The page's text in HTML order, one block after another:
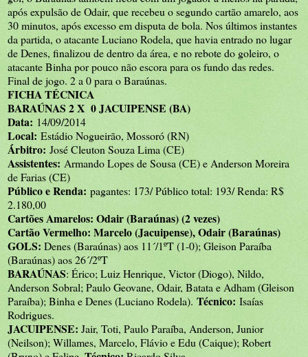
após expulsão de Odair, que recebeu o segundo cartão amarelo, aos
30 minutos, após excesso em disputa de bola. Nos últimos instantes
da partida, o atacante Luciano Rodela, que havia entrado no lugar
de Denes, finalizou de dentro da área, e no rebote do goleiro, o
atacante Binha por pouco não escora para os fundo das redes.
Final de jogo. 2 a 0 para o Baraúnas.
FICHA TÉCNICA
BARAÚNAS 2 X 0 JACUIPENSE (BA)
Data: 14/09/2014
Local: Estádio Nogueirão, Mossoró (RN)
Árbitro: José Cleuton Souza Lima (CE)
Assistentes: Armando Lopes de Sousa (CE) e Anderson Moreira
de Farias (CE)
Público e Renda: pagantes: 173/ Público total: 193/ Renda: R$
2.180,00
Cartões Amarelos: Odair (Baraúnas) (2 vezes)
Cartão Vermelho: Marcelo (Jacuipense), Odair (Baraúnas)
GOLS: Denes (Baraúnas) aos 11´/1ºT (1-0); Gleison Paraíba
(Baraúnas) aos 26´/2ºT
BARAÚNAS: Érico; Luiz Henrique, Victor (Diogo), Nildo,
Anderson Sobral; Paulo Geovane, Odair, Batata e Adham (Gleison
Paraíba); Binha e Denes (Luciano Rodela). Técnico: Isaías
Rodrigues.
JACUIPENSE: Jair, Toti, Paulo Paraíba, Anderson, Junior
(Neilson); Willames, Marcelo, Flávio e Edu (Caique); Robert